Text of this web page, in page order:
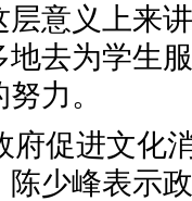
意义上来
去为学生
的努力。
府促进文化
少峰表示